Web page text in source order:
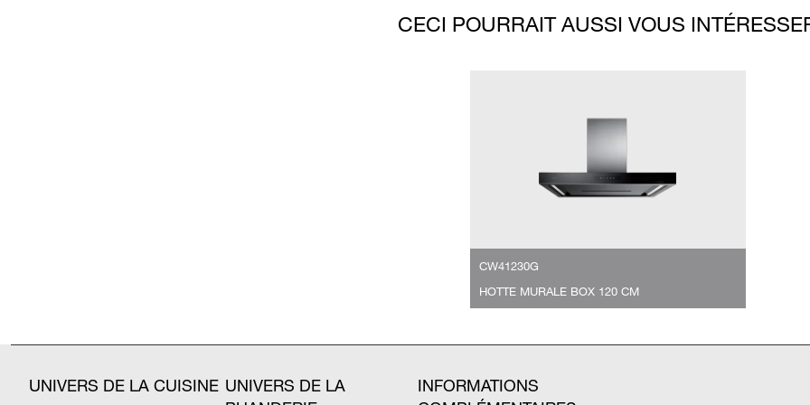
CECI POURRAIT AUSSI VOUS
CW41230G
HOTTE MURALE BOX 120 CM
UNIVERS DE LA CUISINE UNIVERS DE LA
INFORMATIONS